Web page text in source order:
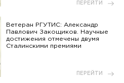
ПЕРЕЙТИ
Ветеран РГУТИС: Александр
Павлович Закощиков. Научные
достижения отмечены двумя
Сталинскими премиями
ПЕРЕЙТИ